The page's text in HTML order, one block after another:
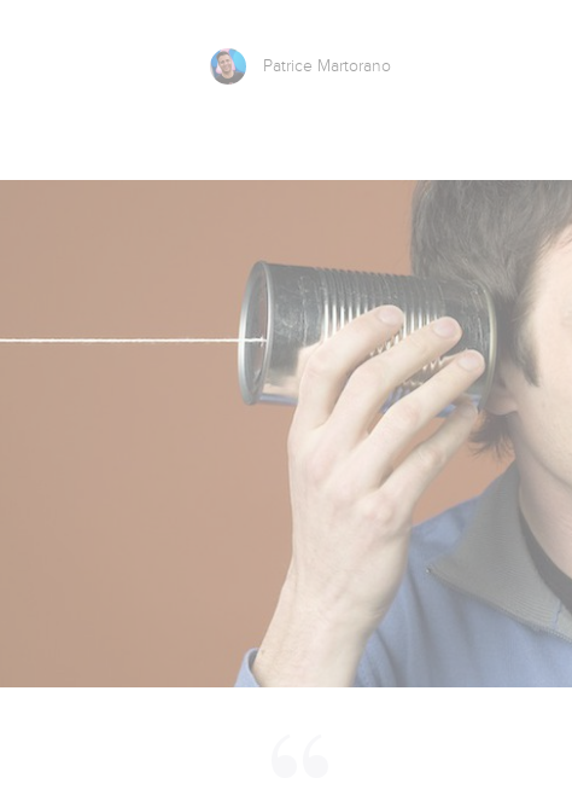
Patrice Martorano